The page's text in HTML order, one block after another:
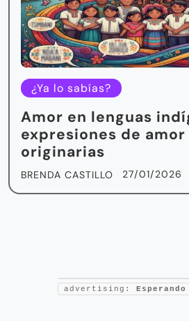
¿Ya lo sabías?
Amor en lenguas
expresiones de
originarias
BRENDA CASTILLO 27/01/2026
advertising: